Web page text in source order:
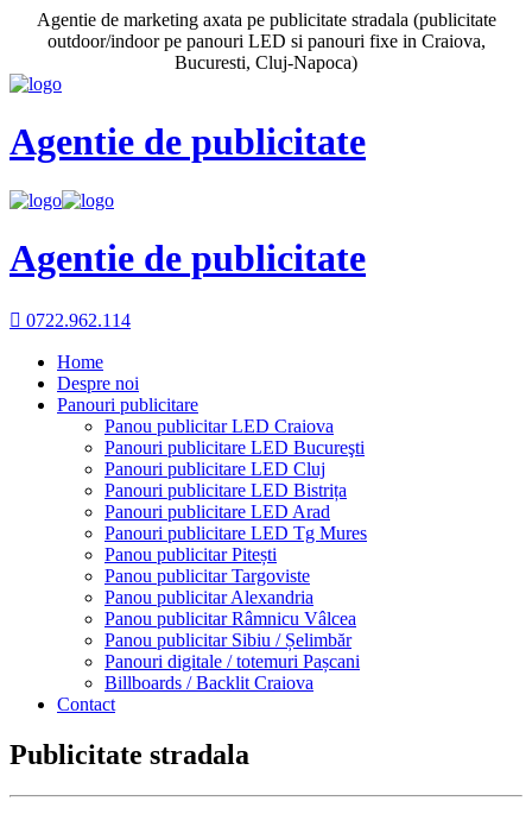
Agentie de marketing axata pe publicitate stradala (publicitate
outdoor/indoor pe panouri LED si panouri fixe in Craiova,
Bucuresti, Cluj-Napoca)
Agentie de publicitate
Agentie de publicitate
 0722.962.114
Home
Despre noi
Panouri publicitare
Panou publicitar LED Craiova
Panouri publicitare LED Bucureşti
Panouri publicitare LED Cluj
Panouri publicitare LED Bistrița
Panouri publicitare LED Arad
Panouri publicitare LED Tg Mures
Panou publicitar Pitești
Panou publicitar Targoviste
Panou publicitar Alexandria
Panou publicitar Râmnicu Vâlcea
Panou publicitar Sibiu / Șelimbăr
Panouri digitale / totemuri Pașcani
Billboards / Backlit Craiova
Contact
Publicitate stradala